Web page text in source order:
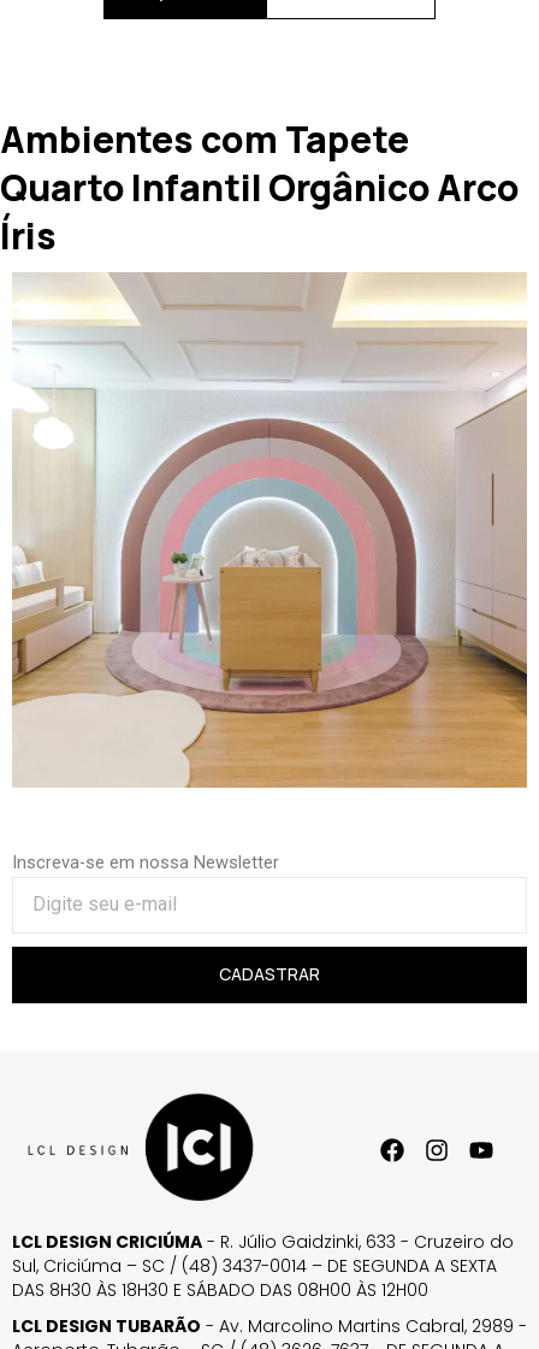
Ambientes com Tapete
Quarto Infantil Orgânico Arco
Íris
Inscreva-se em nossa Newsletter
CADASTRAR
LCL DESIGN CRICIÚMA - R. Júlio Gaidzinki, 633 - Cruzeiro do
Sul, Criciúma – SC / (48) 3437-0014 – DE SEGUNDA A SEXTA
DAS 8H30 ÀS 18H30 E SÁBADO DAS 08H00 ÀS 12H00
LCL DESIGN TUBARÃO - Av. Marcolino Martins Cabral, 2989 -